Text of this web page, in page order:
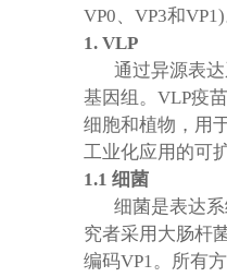
VP0、VP3和
1. VLP
通过异源表
基因组。VLP疫
细胞和植物，用
工业化应用的可
1.1 细菌
细菌是表达
究者采用大肠杆
编码VP1。所有